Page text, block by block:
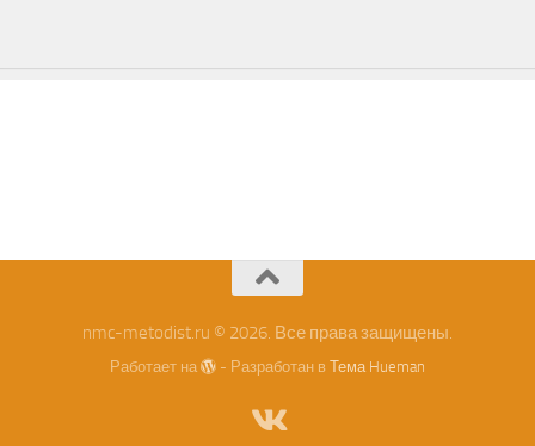
nmc-metodist.ru © 2026. Все права защищены.
Работает на - Разработан вТема Hueman